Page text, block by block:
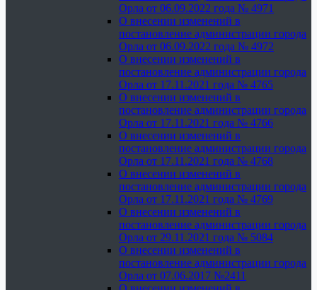
Орла от 06.09.2022 года № 4971
О внесении изменений в
постановление администрации города
Орла от 06.09.2022 года № 4972
О внесении изменений в
постановление администрации города
Орла от 17.11.2021 года № 4765
О внесении изменений в
постановление администрации города
Орла от 17.11.2021 года № 4766
О внесении изменений в
постановление администрации города
Орла от 17.11.2021 года № 4768
О внесении изменений в
постановление администрации города
Орла от 17.11.2021 года № 4769
О внесении изменений в
постановление администрации города
Орла от 29.11.2021 года № 5084
О внесении изменений в
постановление администрации города
Орла от 07.06.2017 №2411